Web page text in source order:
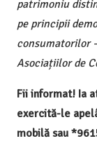
patrimoniu
pe principii
consumatorilor
Asociațiilor de
Fii informat! Ia
exercită-le
mobilă sau